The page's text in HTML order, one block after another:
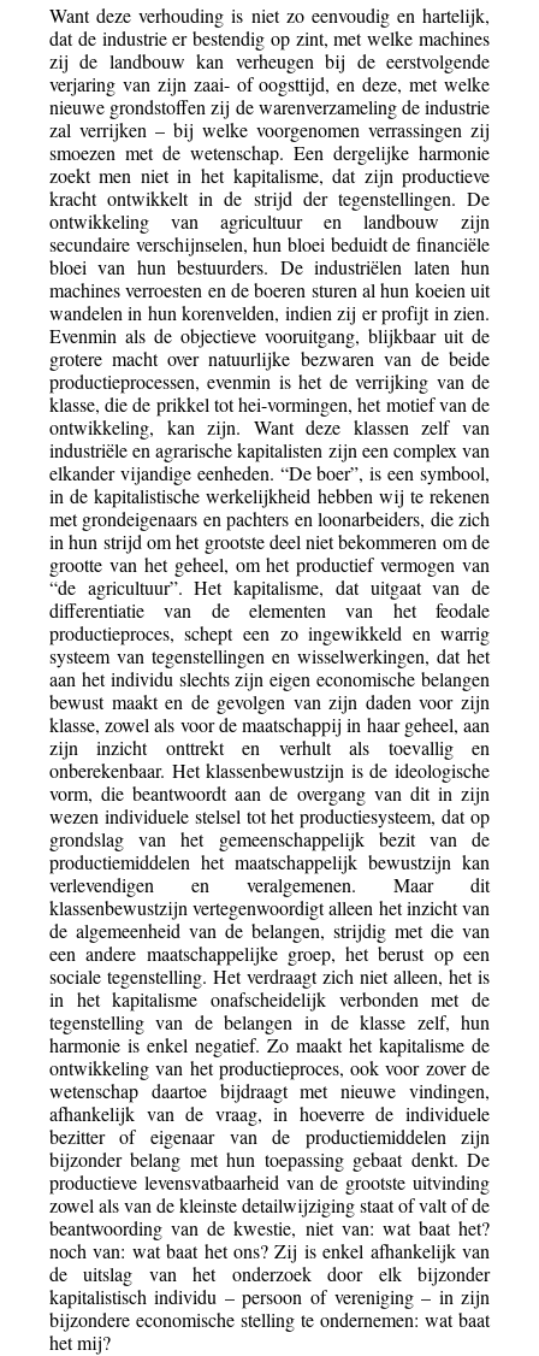
Want deze verhouding is niet zo eenvoudig en hartelijk,
dat de industrie er bestendig op zint, met welke machines
zij de landbouw kan verheugen bij de eerstvolgende
verjaring van zijn zaai- of oogsttijd, en deze, met welke
nieuwe grondstoffen zij de warenverzameling de industrie
zal verrijken – bij welke voorgenomen verrassingen zij
smoezen met de wetenschap. Een dergelijke harmonie
zoekt men niet in het kapitalisme, dat zijn productieve
kracht ontwikkelt in de strijd der tegenstellingen. De
ontwikkeling van agricultuur en landbouw zijn
secundaire verschijnselen, hun bloei beduidt de financiële
bloei van hun bestuurders. De industriëlen laten hun
machines verroesten en de boeren sturen al hun koeien uit
wandelen in hun korenvelden, indien zij er profijt in zien.
Evenmin als de objectieve vooruitgang, blijkbaar uit de
grotere macht over natuurlijke bezwaren van de beide
productieprocessen, evenmin is het de verrijking van de
klasse, die de prikkel tot hei-vormingen, het motief van de
ontwikkeling, kan zijn. Want deze klassen zelf van
industriële en agrarische kapitalisten zijn een complex van
elkander vijandige eenheden. “De boer”, is een symbool,
in de kapitalistische werkelijkheid hebben wij te rekenen
met grondeigenaars en pachters en loonarbeiders, die zich
in hun strijd om het grootste deel niet bekommeren om de
grootte van het geheel, om het productief vermogen van
“de agricultuur”. Het kapitalisme, dat uitgaat van de
differentiatie van de elementen van het feodale
productieproces, schept een zo ingewikkeld en warrig
systeem van tegenstellingen en wisselwerkingen, dat het
aan het individu slechts zijn eigen economische belangen
bewust maakt en de gevolgen van zijn daden voor zijn
klasse, zowel als voor de maatschappij in haar geheel, aan
zijn inzicht onttrekt en verhult als toevallig en
onberekenbaar. Het klassenbewustzijn is de ideologische
vorm, die beantwoordt aan de overgang van dit in zijn
wezen individuele stelsel tot het productiesysteem, dat op
grondslag van het gemeenschappelijk bezit van de
productiemiddelen het maatschappelijk bewustzijn kan
verlevendigen en veralgemenen. Maar dit
klassenbewustzijn vertegenwoordigt alleen het inzicht van
de algemeenheid van de belangen, strijdig met die van
een andere maatschappelijke groep, het berust op een
sociale tegenstelling. Het verdraagt zich niet alleen, het is
in het kapitalisme onafscheidelijk verbonden met de
tegenstelling van de belangen in de klasse zelf, hun
harmonie is enkel negatief. Zo maakt het kapitalisme de
ontwikkeling van het productieproces, ook voor zover de
wetenschap daartoe bijdraagt met nieuwe vindingen,
afhankelijk van de vraag, in hoeverre de individuele
bezitter of eigenaar van de productiemiddelen zijn
bijzonder belang met hun toepassing gebaat denkt. De
productieve levensvatbaarheid van de grootste uitvinding
zowel als van de kleinste detailwijziging staat of valt of de
beantwoording van de kwestie, niet van: wat baat het?
noch van: wat baat het ons? Zij is enkel afhankelijk van
de uitslag van het onderzoek door elk bijzonder
kapitalistisch individu – persoon of vereniging – in zijn
bijzondere economische stelling te ondernemen: wat baat
het mij?